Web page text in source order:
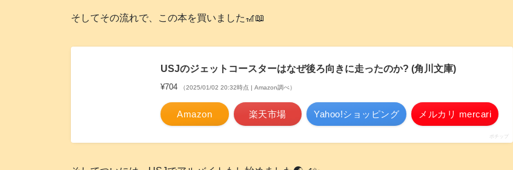
そしてその流れで、この本を買いました🎢📖
USJのジェットコースターはなぜ後ろ向きに走ったのか? (角川文庫)
¥704 （2025/01/02 20:32時点 | Amazon調べ）
Amazon 楽天市場 Yahoo!ショッピング メルカリ mercari
ポチップ